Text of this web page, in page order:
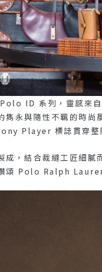
ID 系列，靈感來自
雋永與隨性不羈的時
Player 標誌貫穿整
成，結合裁縫工匠細
頌 Polo Ralph